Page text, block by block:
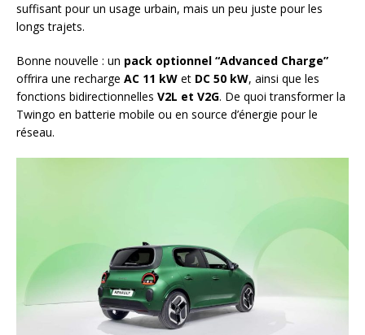
suffisant pour un usage urbain, mais un peu juste pour les
longs trajets.
Bonne nouvelle : un pack optionnel “Advanced Charge”
offrira une recharge AC 11 kW et DC 50 kW, ainsi que les
fonctions bidirectionnelles V2L et V2G. De quoi transformer la
Twingo en batterie mobile ou en source d’énergie pour le
réseau.